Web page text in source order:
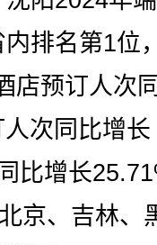
排名第1位
店预订人次
次同比增长
比增长
京、吉林、